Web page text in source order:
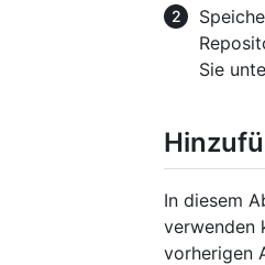
Sie
In diesem
verwenden
vorherigen